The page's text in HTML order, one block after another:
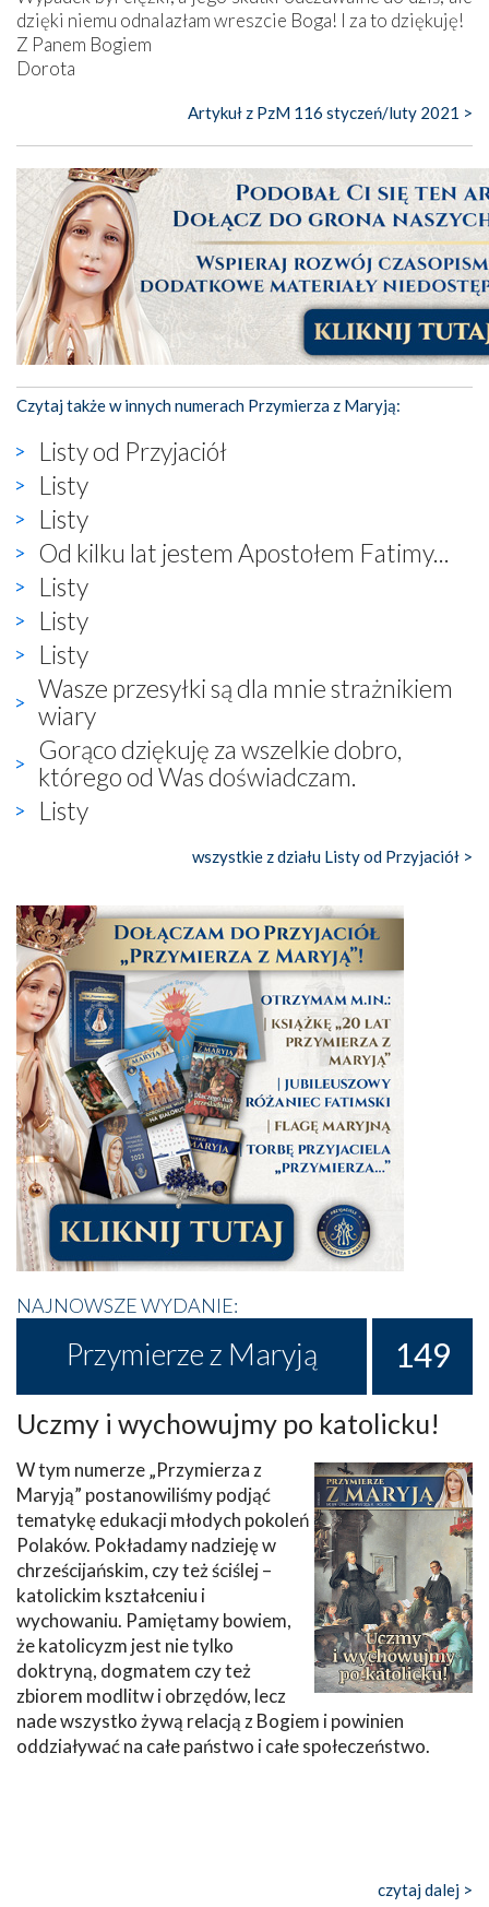
dzięki niemu odnalazłam wreszcie Boga! I za to dziękuję!
Z Panem Bogiem
Dorota
Artykuł z PzM 116 styczeń/luty 2021 >
Czytaj także w innych numerach Przymierza z Maryją:
Listy od Przyjaciół
Listy
Listy
Od kilku lat jestem Apostołem Fatimy...
Listy
Listy
Listy
Wasze przesyłki są dla mnie strażnikiem
wiary
Gorąco dziękuję za wszelkie dobro,
którego od Was doświadczam.
Listy
wszystkie z działu Listy od Przyjaciół >
NAJNOWSZE WYDANIE:
Przymierze z Maryją 149
Uczmy i wychowujmy po katolicku!
W tym numerze „Przymierza z
Maryją” postanowiliśmy podjąć
tematykę edukacji młodych pokoleń
Polaków. Pokładamy nadzieję w
chrześcijańskim, czy też ściślej –
katolickim kształceniu i
wychowaniu. Pamiętamy bowiem,
że katolicyzm jest nie tylko
doktryną, dogmatem czy też
zbiorem modlitw i obrzędów, lecz
nade wszystko żywą relacją z Bogiem i powinien
oddziaływać na całe państwo i całe społeczeństwo.
czytaj dalej >